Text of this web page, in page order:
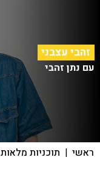
זהבי עצבני
עם נתן זהבי
ראשי | תוכניות מלאות